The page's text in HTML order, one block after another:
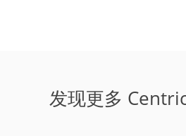
发现更多